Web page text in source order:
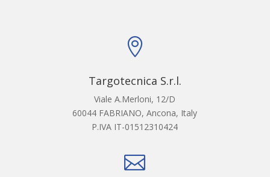

Targotecnica S.r.l.
Viale A.Merloni, 12/D
60044 FABRIANO, Ancona, Italy
P.IVA IT-01512310424
